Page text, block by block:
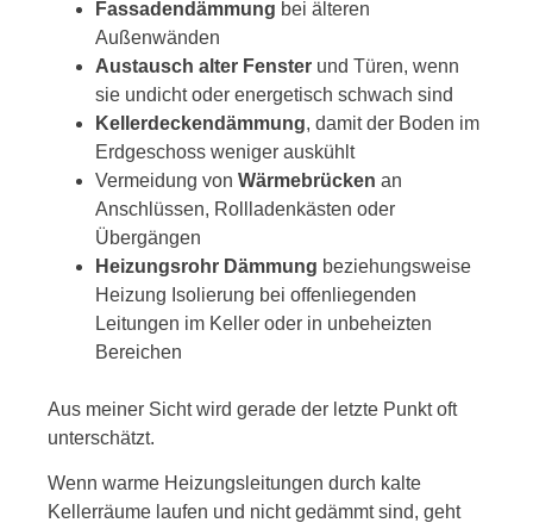
Fassadendämmung bei älteren
Außenwänden
Austausch alter Fenster und Türen, wenn
sie undicht oder energetisch schwach sind
Kellerdeckendämmung, damit der Boden im
Erdgeschoss weniger auskühlt
Vermeidung von Wärmebrücken an
Anschlüssen, Rollladenkästen oder
Übergängen
Heizungsrohr Dämmung beziehungsweise
Heizung Isolierung bei offenliegenden
Leitungen im Keller oder in unbeheizten
Bereichen
Aus meiner Sicht wird gerade der letzte Punkt oft
unterschätzt.
Wenn warme Heizungsleitungen durch kalte
Kellerräume laufen und nicht gedämmt sind, geht